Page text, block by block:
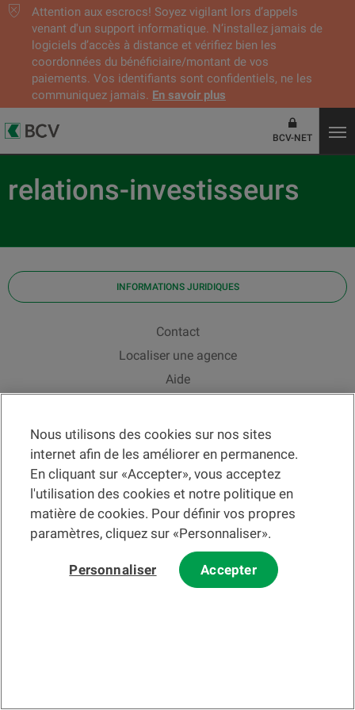
Attention aux escrocs! Soyez vigilant lors d’appels
venant d'un support informatique. N’installez jamais de
logiciels d’accès à distance et vérifiez bien les
coordonnées du bénéficiaire/montant de vos
paiements. Vos identifiants sont confidentiels, ne les
communiquez jamais. En savoir plus
BCV-NET
relations-investisseurs
INFORMATIONS JURIDIQUES
Contact
Localiser une agence
Aide
Taux de change
Veuillez préalablement prendre connaissance desconditions
d'utilisation du Siteet ducourrier électronique
Les informations et/ou documents en lien avec des instruments ou
services financiers au sens de la LSFin qui sont présentés sur ce site
Internet constituent en principe un support publicitaire selon ladite loi.
© 2002-2026 Banque Cantonale Vaudoise, tous droits réservés.
Nous utilisons des cookies sur nos sites
internet afin de les améliorer en permanence.
En cliquant sur «Accepter», vous acceptez
l'utilisation des cookies et notre politique en
matière de cookies. Pour définir vos propres
paramètres, cliquez sur «Personnaliser».
Personnaliser Accepter